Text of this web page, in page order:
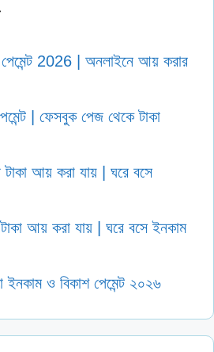
2026 | অনলাইনে আয় করার
| ফেসবুক পেজ থেকে টাকা
টাকা আয় করা যায় | ঘরে বসে
আয় করা যায় | ঘরে বসে ইনকাম
ইনকাম ও বিকাশ পেমেন্ট ২০২৬